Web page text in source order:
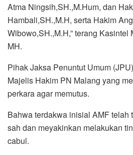
Atma Ningsih,SH.,M.Hum, dan
Hambali,SH.,M.H, serta Hakim
Wibowo,SH.,M.H,” terang Kasintel
MH.
Pihak Jaksa Penuntut Umum
Majelis Hakim PN Malang yang
perkara agar memutus.
Bahwa terdakwa inisial AMF telah
sah dan meyakinkan melakukan
cabul.